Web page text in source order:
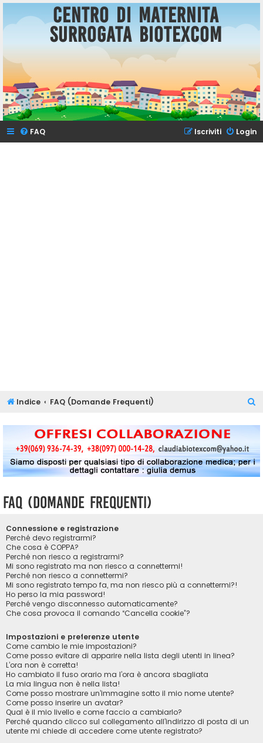
Centro di Maternita
Surrogata BioTexCom
FAQ Login
Iscriviti
Indice FAQ (Domande Frequenti)
a
FAQ (Domande Frequenti)
Connessione e registrazione
Perché devo registrarmi?
Che cosa è COPPA?
Perché non riesco a registrarmi?
Mi sono registrato ma non riesco a connettermi!
Perché non riesco a connettermi?
Mi sono registrato tempo fa, ma non riesco più a connettermi?!
Ho perso la mia password!
Perché vengo disconnesso automaticamente?
Che cosa provoca il comando “Cancella cookie”?
Impostazioni e preferenze utente
Come cambio le mie impostazioni?
Come posso evitare di apparire nella lista degli utenti in linea?
L’ora non è corretta!
Ho cambiato il fuso orario ma l’ora è ancora sbagliata
La mia lingua non è nella lista!
Come posso mostrare un’immagine sotto il mio nome utente?
Come posso inserire un avatar?
Qual è il mio livello e come faccio a cambiarlo?
Perché quando clicco sul collegamento all’indirizzo di posta di un
utente mi chiede di accedere come utente registrato?